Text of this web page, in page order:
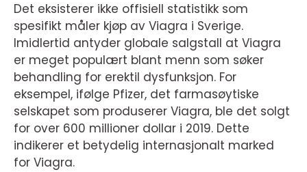
Det eksisterer ikke offisiell statistikk som
spesifikt måler kjøp av Viagra i Sverige.
Imidlertid antyder globale salgstall at Viagra
er meget populært blant menn som søker
behandling for erektil dysfunksjon. For
eksempel, ifølge Pfizer, det farmasøytiske
selskapet som produserer Viagra, ble det solgt
for over 600 millioner dollar i 2019. Dette
indikerer et betydelig internasjonalt marked
for Viagra.